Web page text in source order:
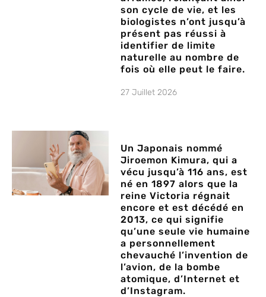
son cycle de vie, et les
biologistes n’ont jusqu’à
présent pas réussi à
identifier de limite
naturelle au nombre de
fois où elle peut le faire.
27 Juillet 2026
Un Japonais nommé
Jiroemon Kimura, qui a
vécu jusqu’à 116 ans, est
né en 1897 alors que la
reine Victoria régnait
encore et est décédé en
2013, ce qui signifie
qu’une seule vie humaine
a personnellement
chevauché l’invention de
l’avion, de la bombe
atomique, d’Internet et
d’Instagram.